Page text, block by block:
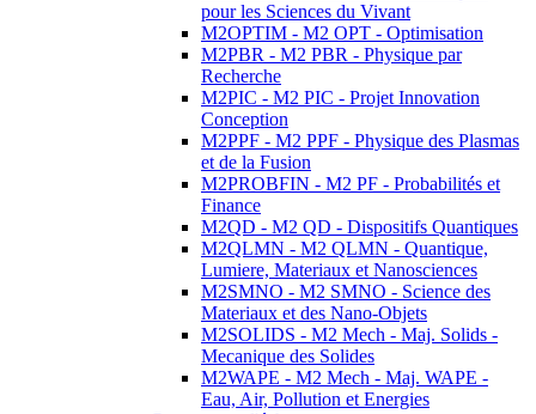
pour les Sciences du Vivant
M2OPTIM - M2 OPT - Optimisation
M2PBR - M2 PBR - Physique par
Recherche
M2PIC - M2 PIC - Projet Innovation
Conception
M2PPF - M2 PPF - Physique des Plasmas
et de la Fusion
M2PROBFIN - M2 PF - Probabilités et
Finance
M2QD - M2 QD - Dispositifs Quantiques
M2QLMN - M2 QLMN - Quantique,
Lumiere, Materiaux et Nanosciences
M2SMNO - M2 SMNO - Science des
Materiaux et des Nano-Objets
M2SOLIDS - M2 Mech - Maj. Solids -
Mecanique des Solides
M2WAPE - M2 Mech - Maj. WAPE -
Eau, Air, Pollution et Energies